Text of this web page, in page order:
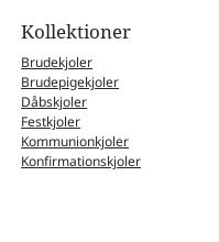
Kollektioner
Brudekjoler
Brudepigekjoler
Dåbskjoler
Festkjoler
Kommunionkjoler
Konfirmationskjoler